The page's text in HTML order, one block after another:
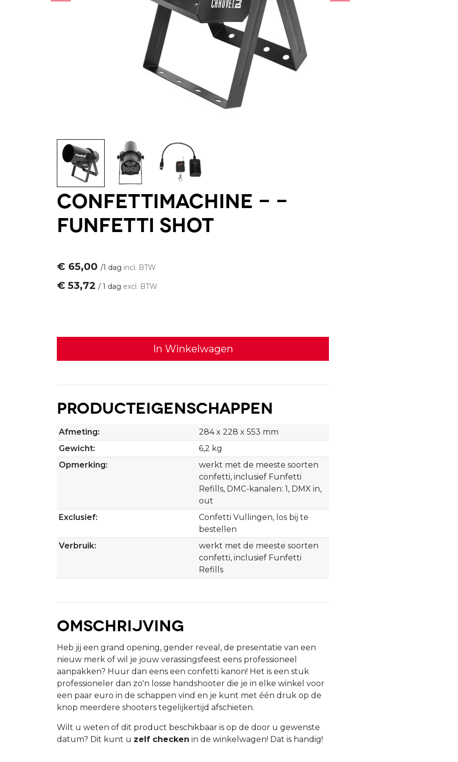
Confettimachine - -
Funfetti Shot
€ 65,00 /1 dag incl. BTW
€ 53,72 / 1 dag excl. BTW
In Winkelwagen
Producteigenschappen
Afmeting:
284 x 228 x 553 mm
Gewicht:
6,2 kg
Opmerking:
werkt met de meeste soorten
confetti, inclusief Funfetti
Refills, DMC-kanalen: 1, DMX in,
out
Exclusief:
Confetti Vullingen, los bij te
bestellen
Verbruik:
werkt met de meeste soorten
confetti, inclusief Funfetti
Refills
Omschrijving
Heb jij een grand opening, gender reveal, de presentatie van een
nieuw merk of wil je jouw verassingsfeest eens professioneel
aanpakken? Huur dan eens een confetti kanon! Het is een stuk
professioneler dan zo'n losse handshooter die je in elke winkel voor
een paar euro in de schappen vind en je kunt met één druk op de
knop meerdere shooters tegelijkertijd afschieten.
Wilt u weten of dit product beschikbaar is op de door u gewenste
datum? Dit kunt u zelf checken in de winkelwagen! Dat is handig!